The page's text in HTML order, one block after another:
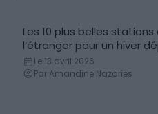
Les 10 plus belles stations
l’étranger pour un hiver
Le 13 avril 2026
Par Amandine Nazaries